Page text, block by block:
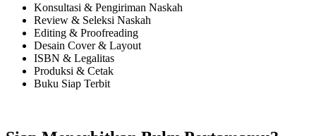
Konsultasi & Pengiriman Naskah
Review & Seleksi Naskah
Editing & Proofreading
Desain Cover & Layout
ISBN & Legalitas
Produksi & Cetak
Buku Siap Terbit